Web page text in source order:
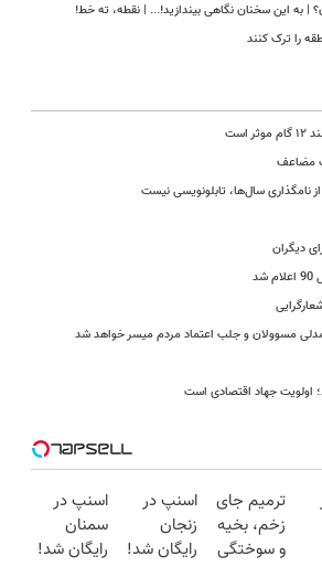
| به این سخنان نگاهی بیندازید!‌... | نقطه، ته خط!
را ترک کنند
مضاعف
نامگذاری سال‌ها، تابلونویسی نیست
دیگران
مسوولان و جلب اعتماد مردم میسر خواهد شد
جهاد اقتصادی است
ترمیم جای
زخم، بخیه
و سوختگی
اسنپ در
زنجان
رایگان شد!
اسنپ در
سمنان
رایگان شد!